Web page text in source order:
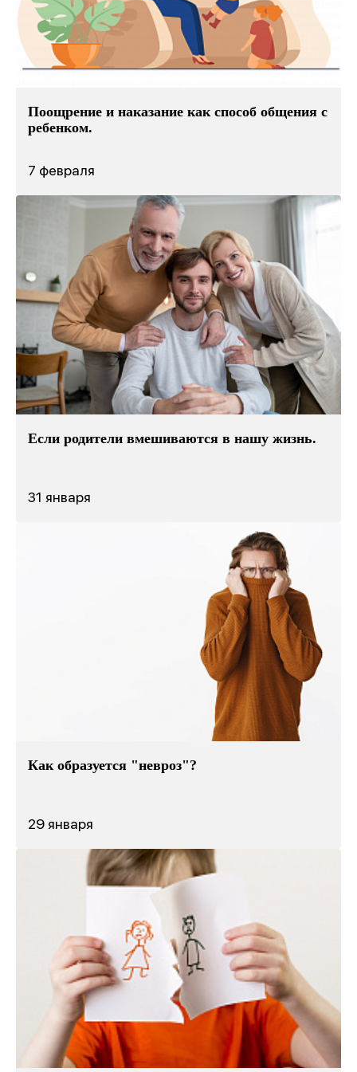
Поощрение и наказание как способ общения с
ребенком.
7 февраля
Если родители вмешиваются в нашу жизнь.
31 января
Как образуется "невроз"?
29 января